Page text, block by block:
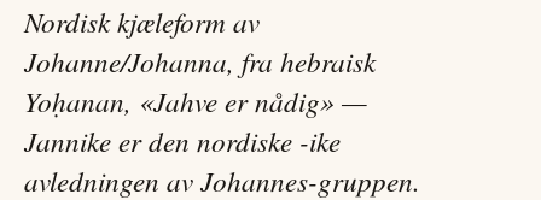
Nordisk kjæleform av
Johanne/Johanna, fra hebraisk
Yoḥanan, «Jahve er nådig» —
Jannike er den nordiske -ike
avledningen av Johannes-gruppen.